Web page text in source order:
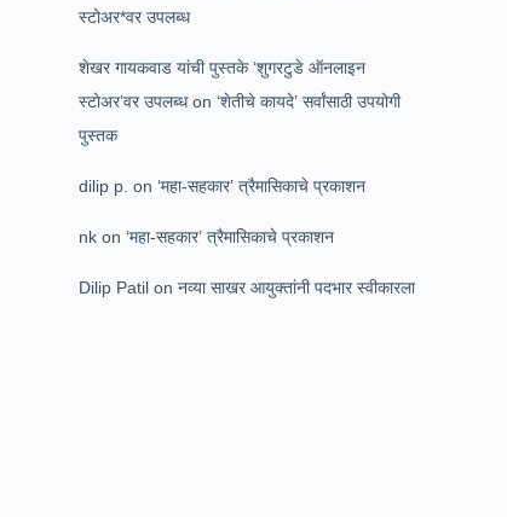
स्टोअर*वर उपलब्ध
शेखर गायकवाड यांची पुस्तके ‘शुगरटुडे ऑनलाइन
स्टोअर’वर उपलब्धon‘शेतीचे कायदे’ सर्वांसाठी उपयोगी
पुस्तक
dilip p. on‘महा-सहकार’ त्रैमासिकाचे प्रकाशन
nk on‘महा-सहकार’ त्रैमासिकाचे प्रकाशन
Dilip Patil onनव्या साखर आयुक्तांनी पदभार स्वीकारला